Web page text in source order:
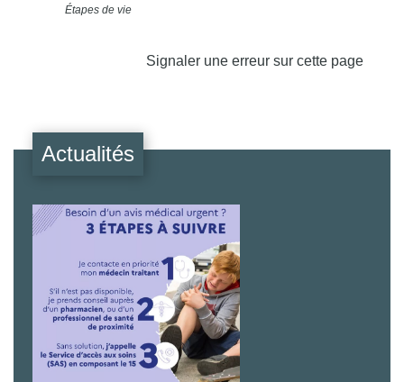
Étapes de vie
Signaler une erreur sur cette page
Actualités